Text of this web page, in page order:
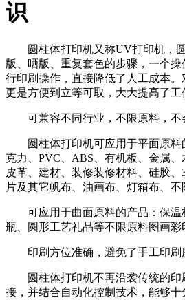
识
圆柱体打印机又称UV打印机，圆
版、晒版、重复套色的步骤，一个
行印刷操作，直接降低了人工成本。
更是方便到立等可取，大大提高了工
可兼容不同行业，不限原料，不
圆柱体打印机可应用于平面原料
克力、PVC、ABS、有机板、金属、
皮革、建材、装修装修材料、硅胶
片及其它帆布、油画布、灯箱布、
可应用于曲面原料的产品：保温
瓶、圆形工艺礼品等不限原料图画彩
印刷方位准确，避免了手工印刷
圆柱体打印机不再沿袭传统的印
接，并结合自动化控制技术，能够